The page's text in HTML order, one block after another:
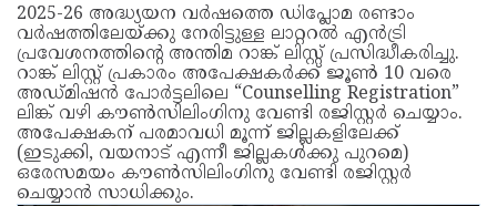
2025-26 അദ്ധ്യയന വർഷത്തെ ഡിപ്ലോമ രണ്ടാം
വർഷത്തിലേയ്ക്കു നേരിട്ടുള്ള ലാറ്ററൽ എൻട്രി
പ്രവേശനത്തിന്റെ അന്തിമ റാങ്ക് ലിസ്റ്റ് പ്രസിദ്ധീകരിച്ചു.
റാങ്ക് ലിസ്റ്റ് പ്രകാരം അപേക്ഷകർക്ക് ജൂൺ 10 വരെ
അഡ്മിഷൻ പോർട്ടലിലെ “Counselling Registration”
ലിങ്ക് വഴി കൗൺസിലിംഗിനു വേണ്ടി രജിസ്റ്റർ ചെയ്യാം.
അപേക്ഷകന് പരമാവധി മൂന്ന് ജില്ലകളിലേക്ക്
(ഇടുക്കി, വയനാട് എന്നീ ജില്ലകൾക്കു പുറമെ)
ഒരേസമയം കൗൺസിലിംഗിനു വേണ്ടി രജിസ്റ്റർ
ചെയ്യാൻ സാധിക്കും.